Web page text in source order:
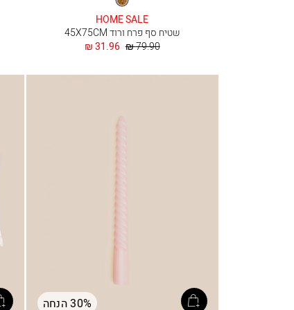
HOME SALE
שטיח סף פרח ורוד 45X75CM
החל
31.96 ₪ מחיר
79.90 ₪
30% הנחה